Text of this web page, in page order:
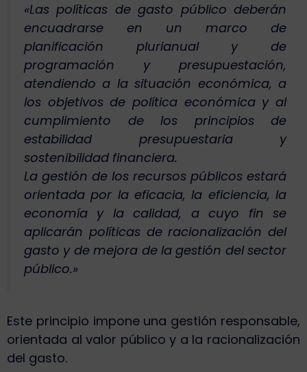
«Las políticas de gasto público deberán
encuadrarse en un marco de
planificación plurianual y de
programación y presupuestación,
atendiendo a la situación económica, a
los objetivos de política económica y al
cumplimiento de los principios de
estabilidad presupuestaria y
sostenibilidad financiera.
La gestión de los recursos públicos estará
orientada por la eficacia, la eficiencia, la
economía y la calidad, a cuyo fin se
aplicarán políticas de racionalización del
gasto y de mejora de la gestión del sector
público.»
Este principio impone una gestión responsable,
orientada al valor público y a la racionalización
del gasto.